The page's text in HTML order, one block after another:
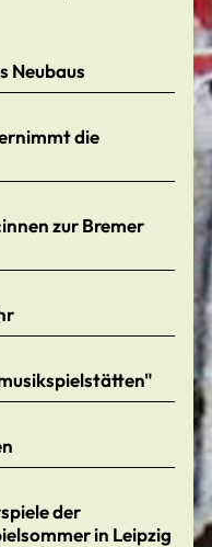
Neubaus
die
zur Bremer
der
in Leipzig